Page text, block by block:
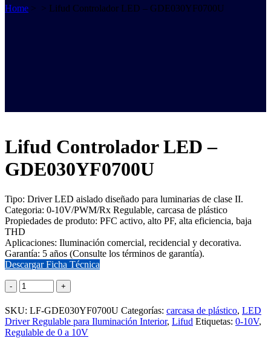
Home > > Lifud Controlador LED – GDE030YF0700U
Lifud Controlador LED –
GDE030YF0700U
Tipo: Driver LED aislado diseñado para luminarias de clase II.
Categoria: 0-10V/PWM/Rx Regulable, carcasa de plástico
Propiedades de produto: PFC activo, alto PF, alta eficiencia, baja
THD
Aplicaciones: Iluminación comercial, recidencial y decorativa.
Garantía: 5 años (Consulte los términos de garantía).
Descargar Ficha Técnica
SKU: LF-GDE030YF0700U Categorías: carcasa de plástico, LED
Driver Regulable para Iluminación Interior, Lifud Etiquetas: 0-10V,
Regulable de 0 a 10V